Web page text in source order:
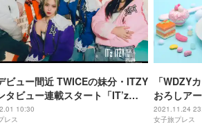
ビュー間近 TWICEの妹分・ITZY
タビュー連載スタート「IT’z
の注目ポイント・メンバーの魅
る
10:30
レス
「WDZY
おろしア
2021.11.24
女子旅プレス